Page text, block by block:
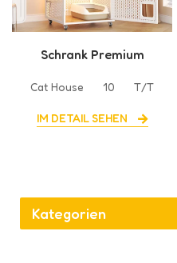
Schrank Premium
Cat House 10 T/T
IM DETAIL SEHEN
Kategorien